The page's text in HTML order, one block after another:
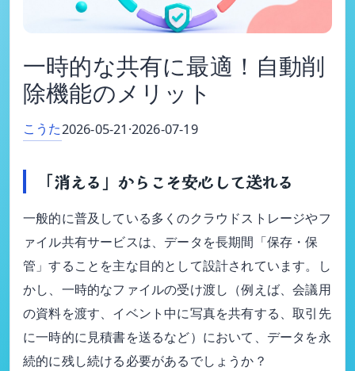
一時的な共有に最適！自動削
除機能のメリット
こうた2026-05-21 ·2026-07-19
「消える」からこそ安心して送れる
一般的に普及している多くのクラウドストレージやフ
ァイル共有サービスは、データを長期間「保存・保
管」することを主な目的として設計されています。し
かし、一時的なファイルの受け渡し（例えば、会議用
の資料を渡す、イベント中に写真を共有する、取引先
に一時的に見積書を送るなど）において、データを永
続的に残し続ける必要があるでしょうか？